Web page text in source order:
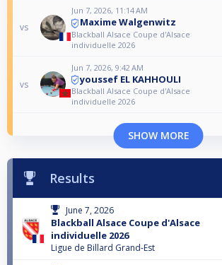
vs
Jun 7, 2026, 11:14 AM
Maxime Walgenwitz
Blackball Alsace Coupe d'Alsace
individuelle 2026
vs
Jun 7, 2026, 9:42 AM
youssef EL KAHHOULI
Blackball Alsace Coupe d'Alsace
individuelle 2026
SHOW MORE
Results
June 7, 2026
Blackball Alsace Coupe d'Alsace
individuelle 2026
Ligue de Billard Grand-Est